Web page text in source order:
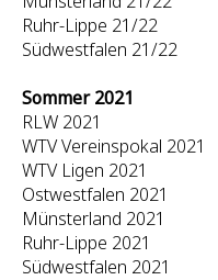
Ruhr-Lippe 21/22
Südwestfalen 21/22
Sommer 2021
RLW 2021
WTV Vereinspokal 2021
WTV Ligen 2021
Ostwestfalen 2021
Münsterland 2021
Ruhr-Lippe 2021
Südwestfalen 2021